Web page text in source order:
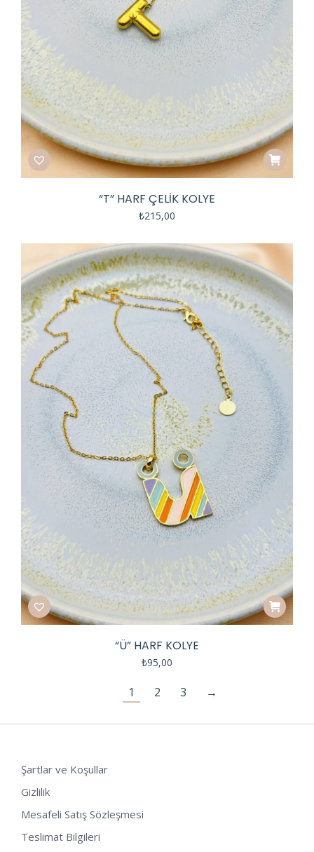
“T” HARF ÇELIK KOLYE
₺215,00
“Ü” HARF KOLYE
₺95,00
1 2 3 →
Şartlar ve Koşullar
Gizlilik
Mesafeli Satış Sözleşmesi
Teslimat Bilgileri